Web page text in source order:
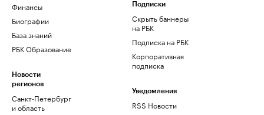
Финансы
Биографии
База знаний
РБК Образование
Новости
регионов
Санкт-Петербург
и область
Подписки
Скрыть баннеры
на РБК
Подписка на РБК
Корпоративная
подписка
Уведомления
RSS Новости